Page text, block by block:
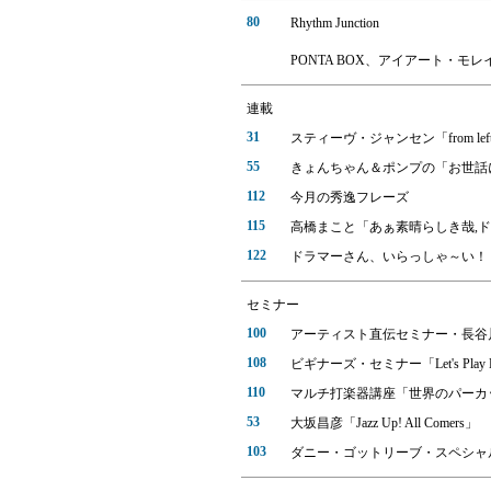
80 Rhythm Junction
PONTA BOX、アイアート・モレ
連載
31
スティーヴ・ジャンセン「from
55
きょんちゃん＆ポンプの「お世
112
今月の秀逸フレーズ
115
高橋まこと「あぁ素晴らしき哉,
122
ドラマーさん、いらっしゃ～い！
セミナー
100
アーティスト直伝セミナー・長谷
108
ビギナーズ・セミナー「Let's Play
110
マルチ打楽器講座「世界のパー
53
大坂昌彦「Jazz Up! All Comers」
103
ダニー・ゴットリーブ・スペシ